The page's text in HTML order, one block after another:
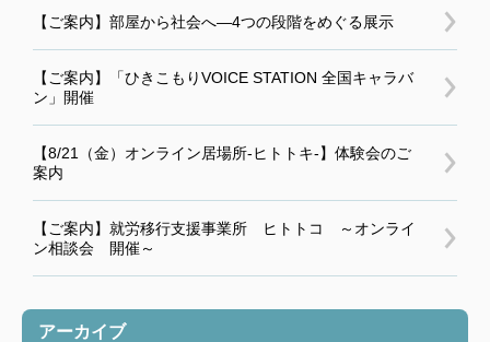
【ご案内】部屋から社会へ―4つの段階をめぐる展示
【ご案内】「ひきこもりVOICE STATION 全国キャラバ
ン」開催
【8/21（金）オンライン居場所-ヒトトキ-】体験会のご
案内
【ご案内】就労移行支援事業所 ヒトトコ ～オンライ
ン相談会 開催～
アーカイブ